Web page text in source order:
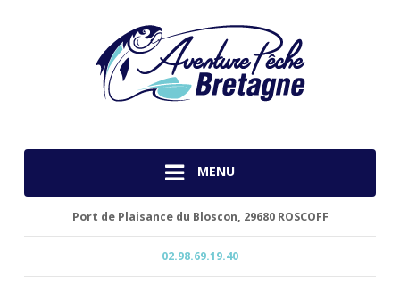
MENU
Port de Plaisance du Bloscon, 29680 ROSCOFF
02.98.69.19.40